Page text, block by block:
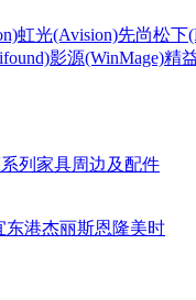
虹光(Avision)先尚松下
影源(WinMage)精
列 家具周边及配件
东港杰丽斯恩隆美时